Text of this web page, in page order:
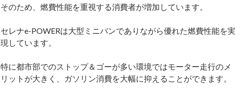
そのため、燃費性能を重視する消費者が増加しています。
セレナe-POWERは大型ミニバンでありながら優れた燃費性能を実
現しています。
特に都市部でのストップ＆ゴーが多い環境ではモーター走行のメ
リットが大きく、ガソリン消費を大幅に抑えることができます。